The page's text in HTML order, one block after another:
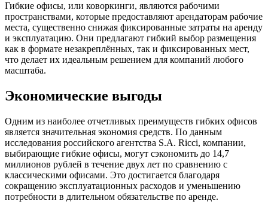
Гибкие офисы, или коворкинги, являются рабочими
пространствами, которые предоставляют арендаторам рабочие
места, существенно снижая фиксированные затраты на аренду
и эксплуатацию. Они предлагают гибкий выбор размещения
как в формате незакреплённых, так и фиксированных мест,
что делает их идеальным решением для компаний любого
масштаба.
Экономические выгоды
Одним из наиболее отчетливых преимуществ гибких офисов
является значительная экономия средств. По данным
исследования российского агентства S.A. Ricci, компании,
выбирающие гибкие офисы, могут сэкономить до 14,7
миллионов рублей в течение двух лет по сравнению с
классическими офисами. Это достигается благодаря
сокращению эксплуатационных расходов и уменьшению
потребности в длительном обязательстве по аренде.